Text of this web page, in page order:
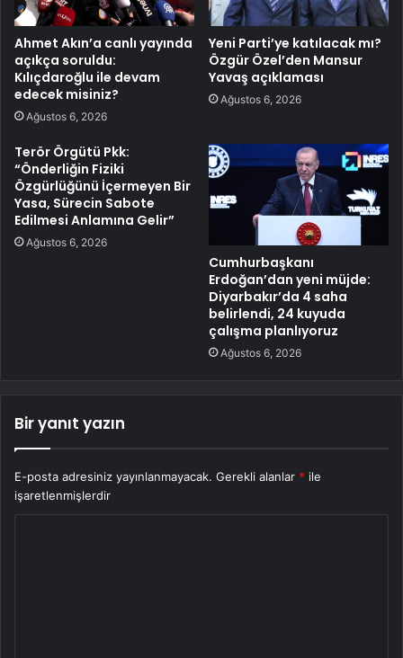
Ahmet Akın’a canlı yayında
açıkça soruldu:
Kılıçdaroğlu ile devam
edecek misiniz?
Ağustos 6, 2026
Yeni Parti’ye katılacak mı?
Özgür Özel’den Mansur
Yavaş açıklaması
Ağustos 6, 2026
Terör Örgütü Pkk:
“Önderliğin Fiziki
Özgürlüğünü İçermeyen Bir
Yasa, Sürecin Sabote
Edilmesi Anlamına Gelir”
Ağustos 6, 2026
Cumhurbaşkanı
Erdoğan’dan yeni müjde:
Diyarbakır’da 4 saha
belirlendi, 24 kuyuda
çalışma planlıyoruz
Ağustos 6, 2026
Bir yanıt yazın
E-posta adresiniz yayınlanmayacak. Gerekli alanlar * ile
işaretlenmişlerdir